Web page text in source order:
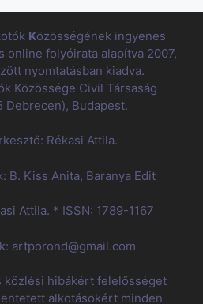
Közösségének ingyenes
online folyóirata alapítva 2007,
nyomtatásban kiadva.
Közössége Civil Társaság
Debrecen), Budapest.
Rékasi Attila.
B. Kiss Anita, Baranya Edit
Attila. * ISSN: 1789-1167
artporond@gmail.com
közlési hibákért felelősséget
alkotásokért minden